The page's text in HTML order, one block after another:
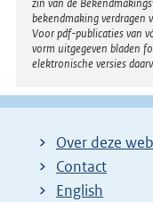
zin van de
bekendmaking verdragen
Voor pdf-publicaties van
vorm uitgegeven bladen
elektronische versies
Over deze
Contact
English